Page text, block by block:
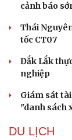
cảnh báo
Thái
tốc CT07
Đắk Lắk
nghiệp
Giám sát
"danh sách
DU LỊCH